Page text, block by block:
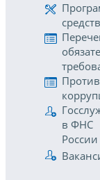
в ФНС
России